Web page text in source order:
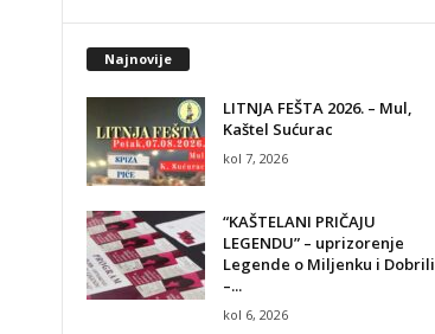
Najnovije
LITNJA FEŠTA 2026. – Mul,
Kaštel Sućurac
kol 7, 2026
“KAŠTELANI PRIČAJU
LEGENDU” – uprizorenje
Legende o Miljenku i Dobrili
–...
kol 6, 2026